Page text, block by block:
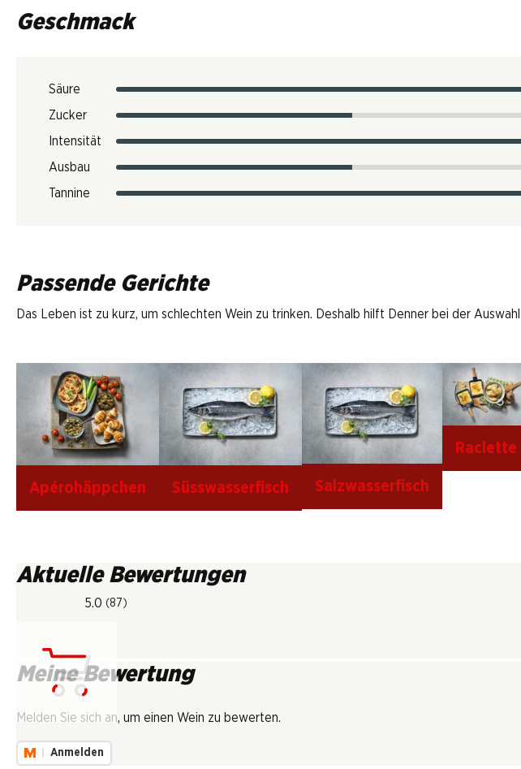
Geschmack
Säure
Zucker
Intensität
Ausbau
Tannine
Passende Gerichte
Das Leben ist zu kurz, um schlechten Wein zu trinken. Deshalb hilft Denner bei der
Apérohäppchen Süsswasserfisch Salzwasserfisch
Raclette
Aktuelle Bewertungen
5.0 (87)
Meine Bewertung
Melden Sie sich an, um einen Wein zu bewerten.
Anmelden